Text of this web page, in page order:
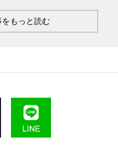
もっと読む